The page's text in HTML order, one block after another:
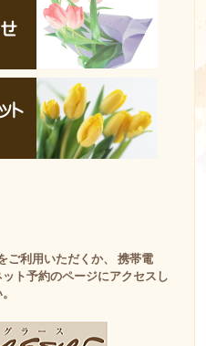
ご利用いただくか、 携帯電
ト予約のページにアクセスし